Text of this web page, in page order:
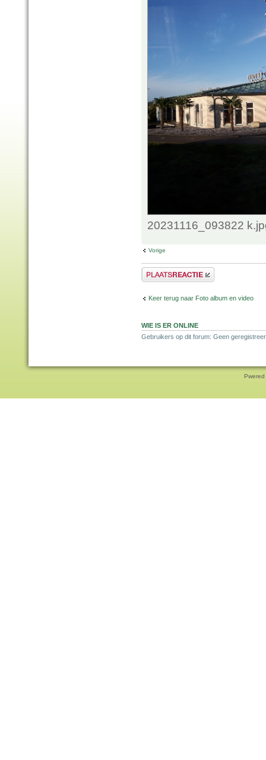
20231116_093822
Vorige
Plaats een reactie
Keer terug naar Foto album en video
WIE IS ER ONLINE
Gebruikers op dit forum: Geen